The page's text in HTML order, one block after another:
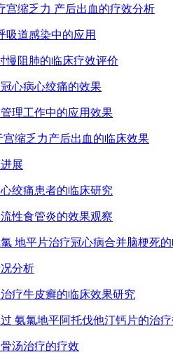
宫缩乏力 产后出血的疗效分析
吸道感染中的应用
慢阻肺的临床疗效评价
心病心绞痛的效果
理工作中的应用效果
缩乏力产后出血的临床效果
展
绞痛患者的临床研究
性食管炎的效果观察
地平片治疗冠心病合并脑梗死
分析
疗牛皮癣的临床效果研究
氨氯地平阿托伐他汀钙片的治
汤治疗的疗效